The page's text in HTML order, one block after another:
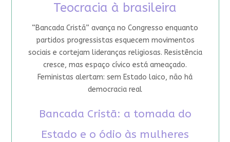
Teocracia à brasileira
“Bancada Cristã” avança no Congresso enquanto
partidos progressistas esquecem movimentos
sociais e cortejam lideranças religiosas. Resistência
cresce, mas espaço cívico está ameaçado.
Feministas alertam: sem Estado laico, não há
democracia real
Bancada Cristã: a tomada do
Estado e o ódio às mulheres